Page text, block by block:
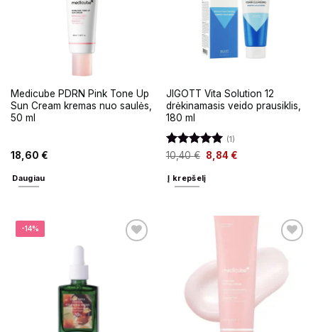
Medicube PDRN Pink Tone Up
Sun Cream kremas nuo saulės,
50 ml
18,60 €
Daugiau
JIGOTT Vita Solution 12
drėkinamasis veido prausiklis,
180 ml
Įvertinimas:
(1)
10,40€ 8,84€
Į krepšelį
-14%